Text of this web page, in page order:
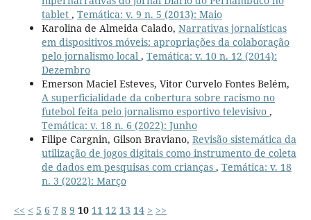
tablet , Temática: v. 9 n. 5 (2013): Maio
Karolina de Almeida Calado, Narrativas jornalísticas
em dispositivos móveis: apropriações da colaboração
pelo jornalismo local , Temática: v. 10 n. 12 (2014):
Dezembro
Emerson Maciel Esteves, Vitor Curvelo Fontes Belém,
A superficialidade da cobertura sobre racismo no
futebol feita pelo jornalismo esportivo televisivo ,
Temática: v. 18 n. 6 (2022): Junho
Filipe Cargnin, Gilson Braviano, Revisão sistemática da
utilização de jogos digitais como instrumento de coleta
de dados em pesquisas com crianças , Temática: v. 18
n. 3 (2022): Março
<< < 5 6 7 8 9 10 11 12 13 14 > >>